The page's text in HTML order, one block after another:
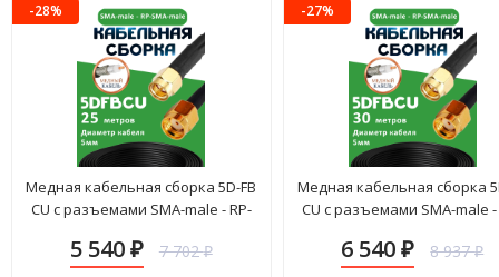
-28%
Медная кабельная сборка 5D-FB
CU с разъемами SMA-male - RP-
5 540 ₽ 7 702₽
-27%
Медная кабельная сборка
CU с разъемами SMA-male -
6 540₽ 8 937₽